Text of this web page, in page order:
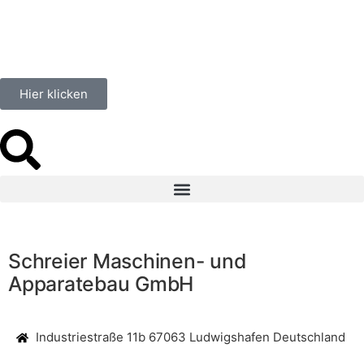
Hier klicken
Schreier Maschinen- und
Apparatebau GmbH
Industriestraße 11b 67063 Ludwigshafen Deutschland